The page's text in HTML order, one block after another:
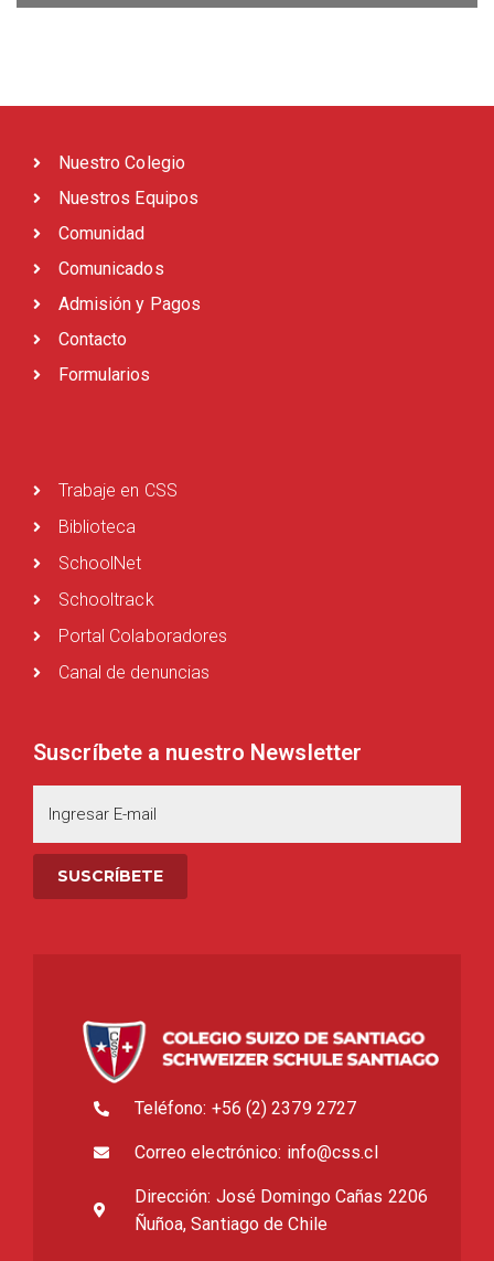
Nuestro Colegio
Nuestros Equipos
Comunidad
Comunicados
Admisión y Pagos
Contacto
Formularios
Trabaje en CSS
Biblioteca
SchoolNet
Schooltrack
Portal Colaboradores
Canal de denuncias
Suscríbete a nuestro Newsletter
Teléfono: +56 (2) 2379 2727
Correo electrónico: info@css.cl
Dirección: José Domingo Cañas 2206
Ñuñoa, Santiago de Chile